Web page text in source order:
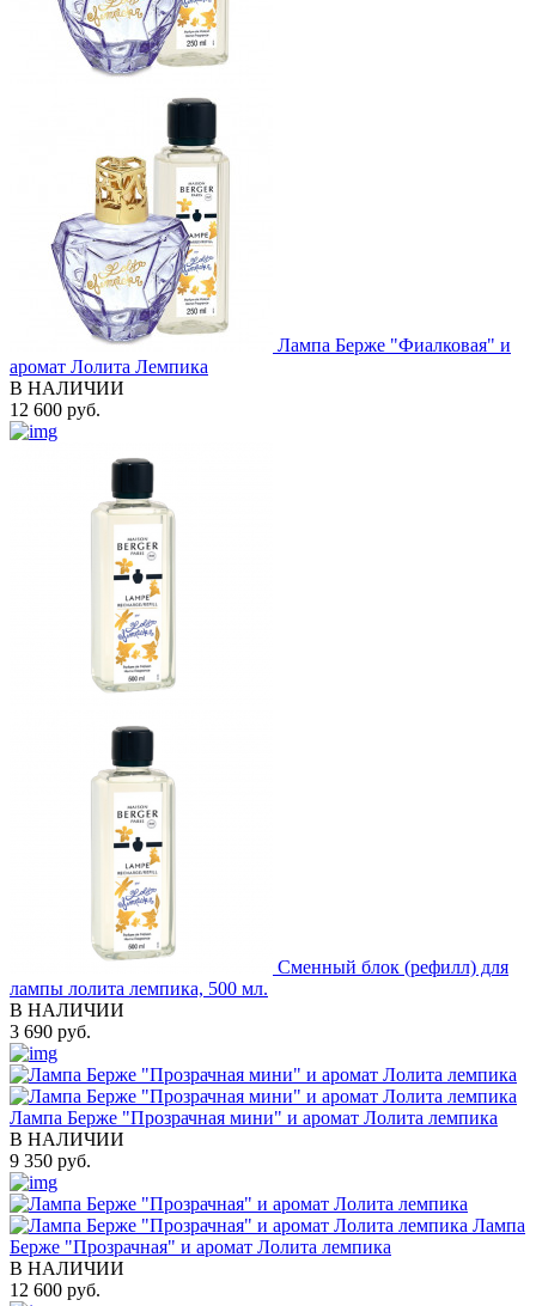
Лампа Берже "Фиалковая" и
аромат Лолита Лемпика
В НАЛИЧИИ
12 600 руб.
Сменный блок (рефилл) для
лампы лолита лемпика, 500 мл.
В НАЛИЧИИ
3 690 руб.
Лампа Берже "Прозрачная мини" и аромат Лолита лемпика
В НАЛИЧИИ
9 350 руб.
Лампа
Берже "Прозрачная" и аромат Лолита лемпика
В НАЛИЧИИ
12 600 руб.